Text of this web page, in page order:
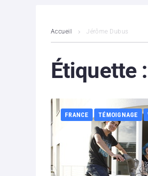
Accueil Jérôme Dubus
Étiquette :
FRANCE TÉMOIGNAGE